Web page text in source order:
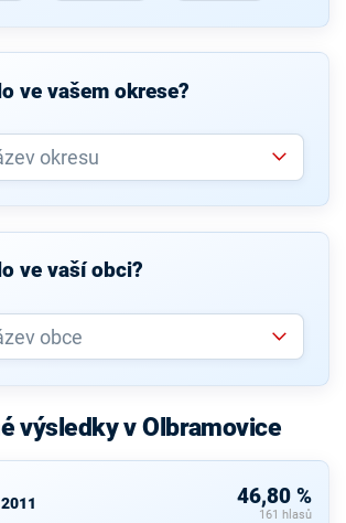
ve vašem okrese?
ve vaší obci?
výsledky v Olbramovice
46,80 %
161 hlasů